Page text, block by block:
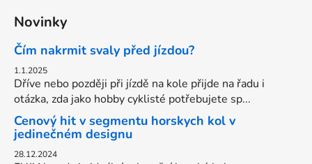
Novinky
Čím nakrmit svaly před jízdou?
1.1.2025
Dříve nebo později při jízdě na kole přijde na řadu i
otázka, zda jako hobby cyklisté potřebujete sp...
Cenový hit v segmentu horskych kol v
jedinečném designu
28.12.2024